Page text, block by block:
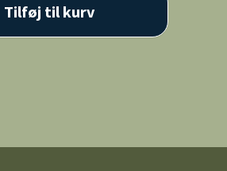
Tilføj til kurv